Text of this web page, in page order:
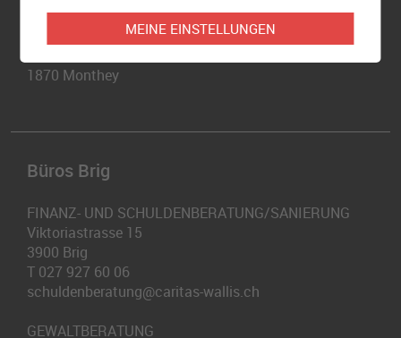
Büro Monthey
1870 Monthey
Büros Brig
FINANZ- UND SCHULDENBERATUNG/SANIERUNG
Viktoriastrasse 15
3900 Brig
T 027 927 60 06
schuldenberatung@caritas-wallis.ch
GEWALTBERATUNG
MEINE EINSTELLUNGEN